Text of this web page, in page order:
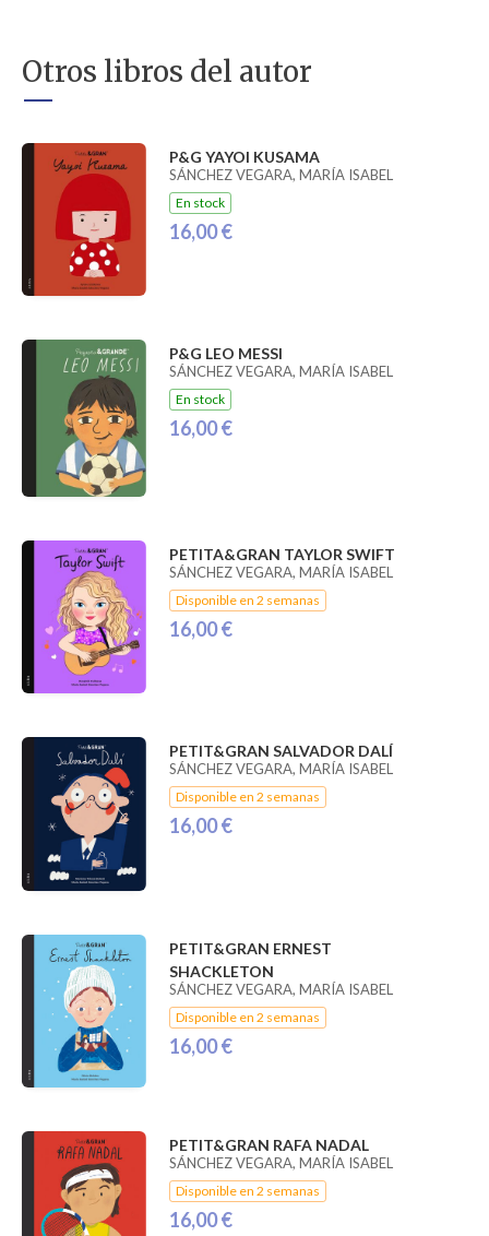
Otros libros del autor
P&G YAYOI KUSAMA
SÁNCHEZ VEGARA, MARÍA ISABEL
En stock
16,00 €
P&G LEO MESSI
SÁNCHEZ VEGARA, MARÍA ISABEL
En stock
16,00 €
PETITA&GRAN TAYLOR SWIFT
SÁNCHEZ VEGARA, MARÍA ISABEL
Disponible en 2 semanas
16,00 €
PETIT&GRAN SALVADOR DALÍ
SÁNCHEZ VEGARA, MARÍA ISABEL
Disponible en 2 semanas
16,00 €
PETIT&GRAN ERNEST
SHACKLETON
SÁNCHEZ VEGARA, MARÍA ISABEL
Disponible en 2 semanas
16,00 €
PETIT&GRAN RAFA NADAL
SÁNCHEZ VEGARA, MARÍA ISABEL
Disponible en 2 semanas
16,00 €